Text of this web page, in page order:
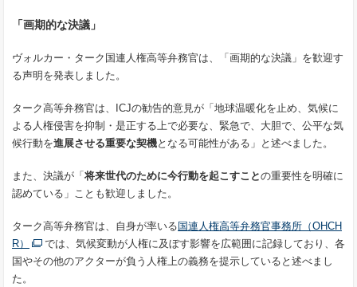
「画期的な決議」
ヴォルカー・ターク国連人権高等弁務官は、「画期的な決議」を歓迎す
る声明を発表しました。
ターク高等弁務官は、ICJの勧告的意見が「地球温暖化を止め、気候に
よる人権侵害を抑制・是正する上で必要な、緊急で、大胆で、公平な気
候行動を進展させる重要な契機となる可能性がある」と述べました。
また、決議が「 将来世代のために今行動を起こすことの重要性を明確に
認めている」ことも歓迎しました。
ターク高等弁務官は、自身が率いる 国連人権高等弁務官事務所（OHCH
R）
では、気候変動が人権に及ぼす影響を広範囲に記録しており、各
国やその他のアクターが負う人権上の義務を提示していると述べまし
た。